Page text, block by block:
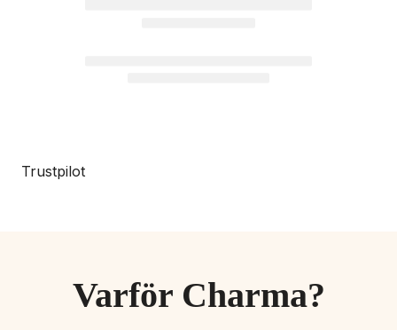
Trustpilot
Varför Charma?